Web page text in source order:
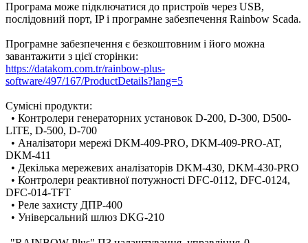
Програма може підключатися до пристроїв через USB,
послідовний порт, IP і програмне забезпечення Rainbow Scada.
Програмне забезпечення є безкоштовним і його можна
завантажити з цієї сторінки:
https://datakom.com.tr/rainbow-plus-
software/497/167/ProductDetails?lang=5
Сумісні продукти:
• Контролери генераторних установок D-200, D-300, D500-
LITE, D-500, D-700
• Аналізатори мережі DKM-409-PRO, DKM-409-PRO-AT,
DKM-411
• Декілька мережевих аналізаторів DKM-430, DKM-430-PRO
• Контролери реактивної потужності DFC-0112, DFC-0124,
DFC-014-TFT
• Реле захисту ДПР-400
• Універсальний шлюз DKG-210